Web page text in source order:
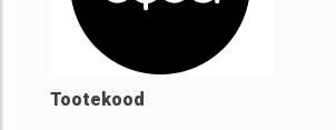
Tootekood